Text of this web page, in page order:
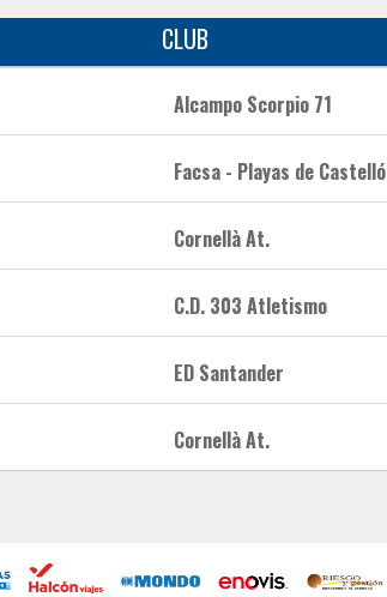
CLUB
Alcampo Scorpio 71
Facsa - Playas de
Cornellà At.
C.D. 303 Atletismo
ED Santander
Cornellà At.